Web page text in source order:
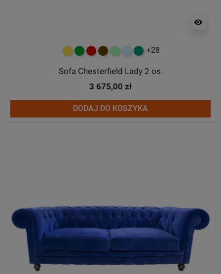
visibility
żółtyzielonyczerwony
czekoladowy
miętowybłękitny
turkusowy
+28
Sofa Chesterfield Lady 2 os.
3 675,00 zł
DODAJ DO KOSZYKA